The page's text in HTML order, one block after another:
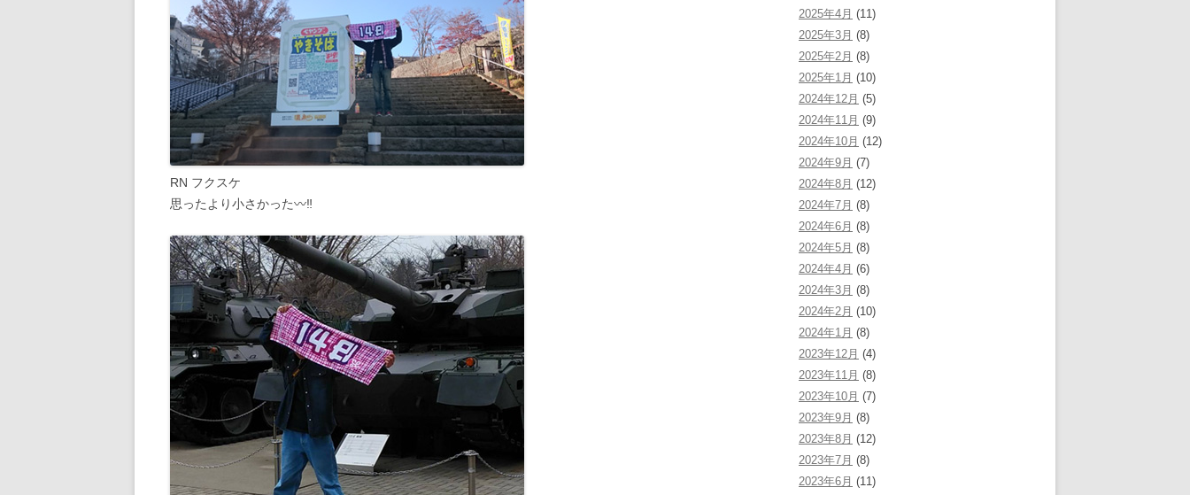
RN フクスケ
思ったより小さかった〰‼
2025年4月 (11)
2025年3月 (8)
2025年2月 (8)
2025年1月 (10)
2024年12月 (5)
2024年11月 (9)
2024年10月 (12)
2024年9月 (7)
2024年8月 (12)
2024年7月 (8)
2024年6月 (8)
2024年5月 (8)
2024年4月 (6)
2024年3月 (8)
2024年2月 (10)
2024年1月 (8)
2023年12月 (4)
2023年11月 (8)
2023年10月 (7)
2023年9月 (8)
2023年8月 (12)
2023年7月 (8)
2023年6月 (11)